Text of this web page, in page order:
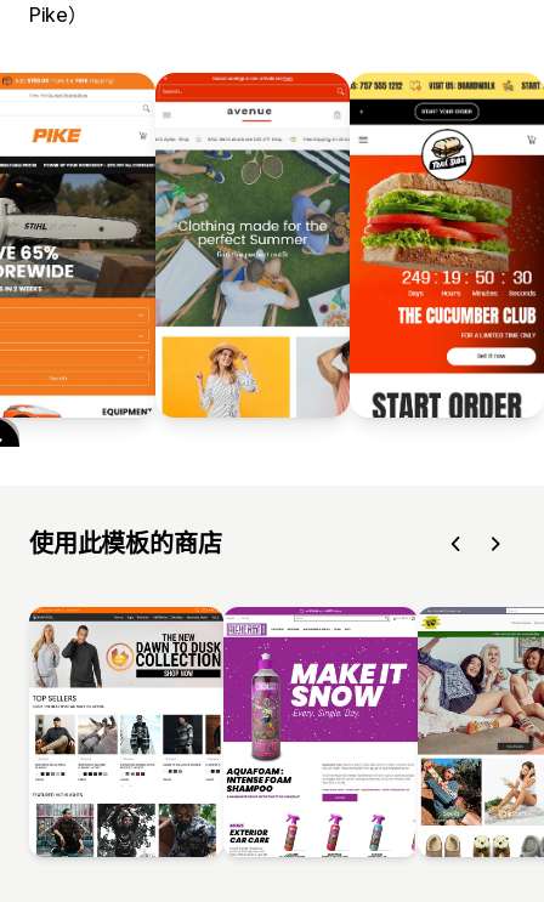
Pike）
使用此模板的商店